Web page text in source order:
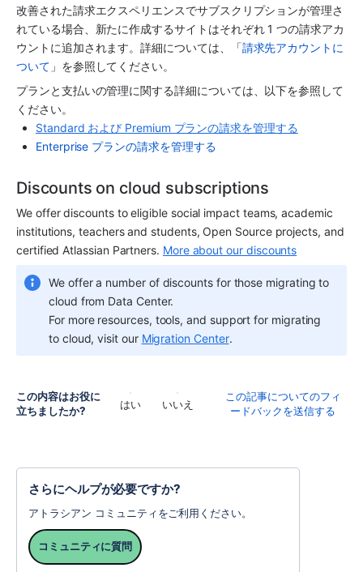
改善された請求エクスペリエンスでサブスクリプションが管理さ
れている場合、新たに作成するサイトはそれぞれ 1 つの請求アカ
ウントに追加されます。詳細については、「請求先アカウントに
ついて 」を参照してください。
プランと支払いの管理に関する詳細については、以下を参照して
ください。
Standard および Premium プランの請求を管理する
Enterprise プランの請求を管理する
Discounts on cloud subscriptions
We offer discounts to eligible social impact teams, academic
institutions, teachers and students, Open Source projects, and
certified Atlassian Partners. More about our discounts
We offer a number of discounts for those migrating to
cloud from Data Center.
For more resources, tools, and support for migrating
to cloud, visit our Migration Center.
この内容はお役に
立ちましたか?
はい いいえ
この記事についてのフィ
ードバックを送信する
さらにヘルプが必要ですか?
アトラシアン コミュニティをご利用ください。
コミュニティに質問